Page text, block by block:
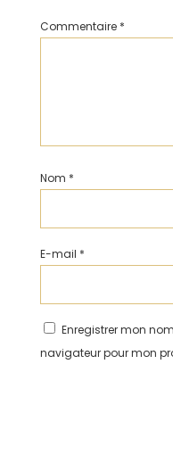
Commentaire *
Nom *
E-mail *
Enregistrer mon
navigateur pour mon